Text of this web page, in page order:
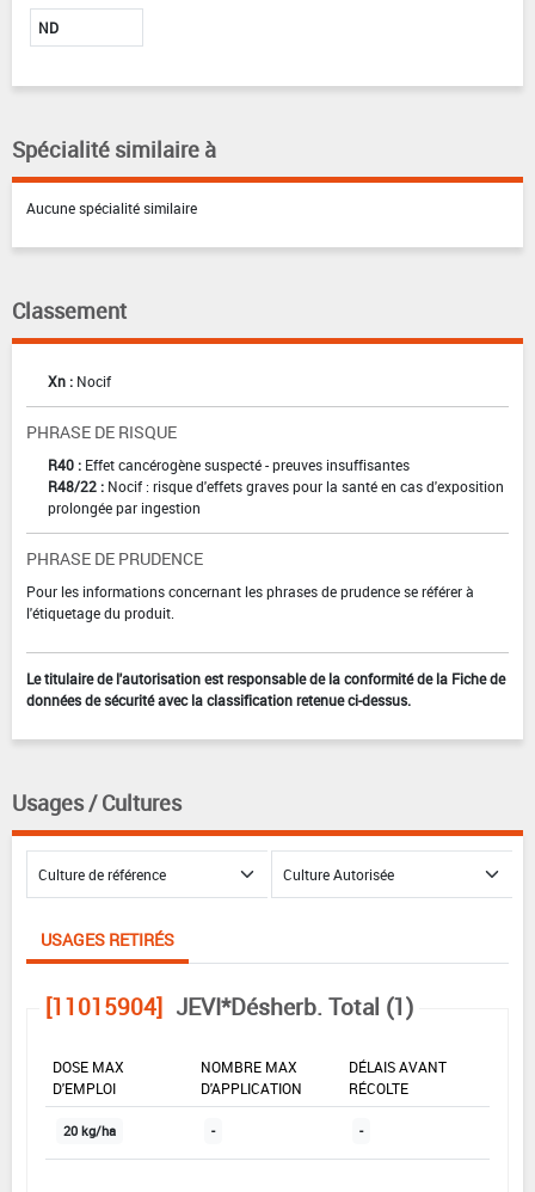
ND
Spécialité similaire à
Aucune spécialité similaire
Classement
Xn : Nocif
PHRASE DE RISQUE
R40 : Effet cancérogène suspecté - preuves insuffisantes
R48/22 : Nocif : risque d'effets graves pour la santé en cas d'exposition
prolongée par ingestion
PHRASE DE PRUDENCE
Pour les informations concernant les phrases de prudence se référer à
l'étiquetage du produit.
Le titulaire de l'autorisation est responsable de la conformité de la Fiche de
données de sécurité avec la classification retenue ci-dessus.
Usages / Cultures
USAGES RETIRÉS
[11015904] JEVI*Désherb. Total (1)
DOSE MAX
D'EMPLOI
NOMBRE MAX
D'APPLICATION
DÉLAIS AVANT
RÉCOLTE
20 kg/ha - -